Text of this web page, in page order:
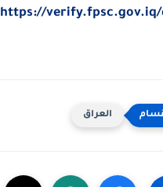
https://verify.fpsc.gov.iq/
العراق